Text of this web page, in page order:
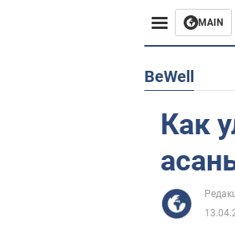
MAIN
Европа
Африка
BeWell
Как